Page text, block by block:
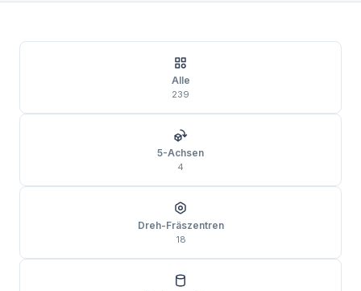
Alle
239
5-Achsen
4
Dreh-Fräs­zentren
18